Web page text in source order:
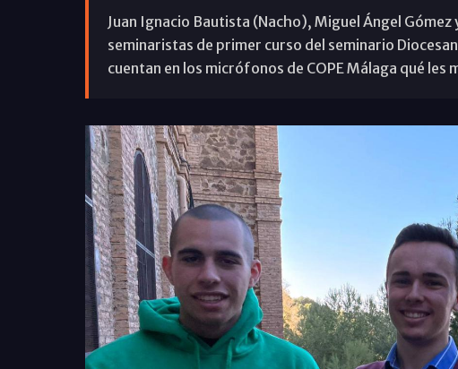
Juan Ignacio Bautista (Nacho), Miguel Ángel
seminaristas de primer curso del seminario
cuentan en los micrófonos de COPE Málaga qué